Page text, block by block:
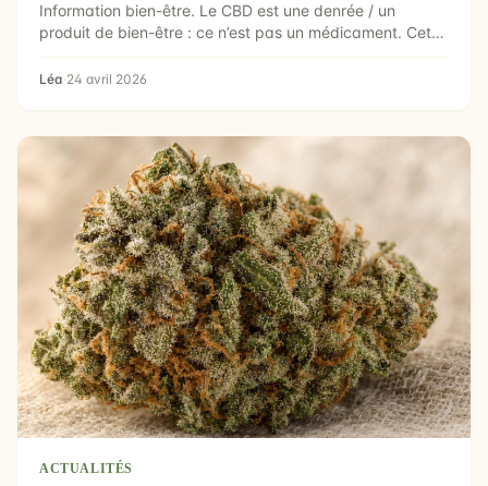
Information bien-être. Le CBD est une denrée / un
produit de bien-être : ce n’est pas un médicament. Cet
artic...
Léa·24 avril 2026
ACTUALITÉS